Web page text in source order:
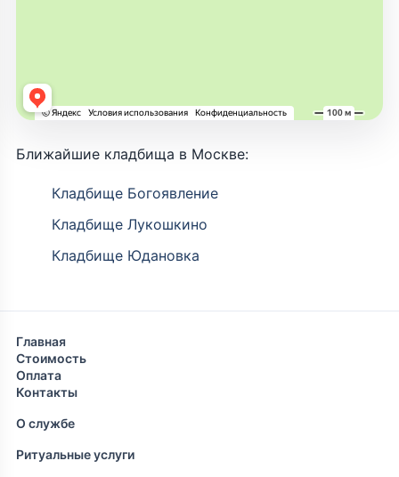
Ближайшие кладбища в Москве:
Кладбище Богоявление
Кладбище Лукошкино
Кладбище Юдановка
Главная
Стоимость
Оплата
Контакты
О службе
Ритуальные услуги